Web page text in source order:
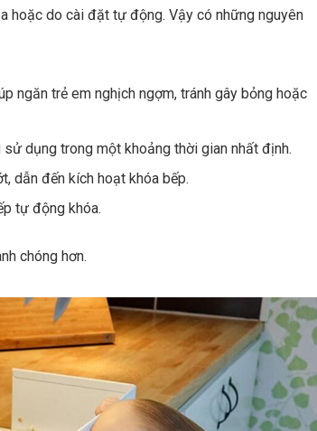
hoặc do cài đặt tự động. Vậy có những nguyên
ngăn trẻ em nghịch ngợm, tránh gây bỏng hoặc
dụng trong một khoảng thời gian nhất định.
dẫn đến kích hoạt khóa bếp.
tự động khóa.
chóng hơn.